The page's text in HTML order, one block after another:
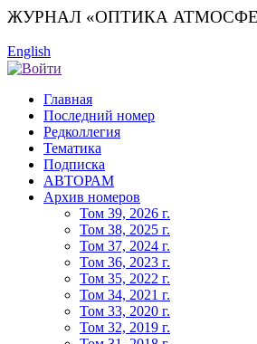
ЖУРНАЛ «ОПТИКА
English
Главная
Последний номер
Редколлегия
Тематика
Подписка
АВТОРАМ
Архив номеров
Том 39, 2026 г.
Том 38, 2025 г.
Том 37, 2024 г.
Том 36, 2023 г.
Том 35, 2022 г.
Том 34, 2021 г.
Том 33, 2020 г.
Том 32, 2019 г.